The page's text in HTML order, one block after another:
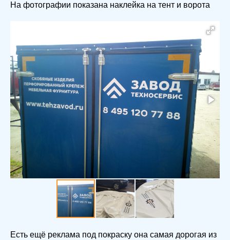
На фотографии показана наклейка на тент и ворота
Есть ещё реклама под покраску она самая дорогая из